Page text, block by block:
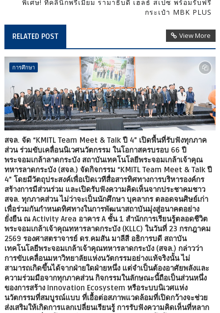
พิเศษ! ที่คลินิกพรีเมียม รามาธิบดี เฮลธ์ สเปซ พร้อมรับฟรี
กระเป๋า MBK PLUS
RELATED POST View More
การศึกษา
สจล. จัด “KMITL Team Meet & Talk ปี 4” เปิดพื้นที่รับฟังทุกภาค
ส่วน ร่วมขับเคลื่อนนิเวศนวัตกรรม ในโอกาสครบรอบ 66 ปี
พระจอมเกล้าลาดกระบัง สถาบันเทคโนโลยีพระจอมเกล้าเจ้าคุณ
ทหารลาดกระบัง (สจล.) จัดกิจกรรม “KMITL Team Meet & Talk ปี
4” โดยมีวัตถุประสงค์เพื่อเปิดเวทีสื่อสารทิศทางการบริหารองค์กร
สร้างการมีส่วนร่วม และเปิดรับฟังความคิดเห็นจากประชาคมชาว
สจล. ทุกภาคส่วน ไม่ว่าจะเป็นนักศึกษา บุคลากร ตลอดจนศิษย์เก่า
เพื่อร่วมกันกำหนดทิศทางในการพัฒนาสถาบันมุ่งสู่อนาคตอย่าง
ยั่งยืน ณ Activity Area อาคาร A ชั้น 1 สำนักการเรียนรู้ตลอดชีวิต
พระจอมเกล้าเจ้าคุณทหารลาดกระบัง (KLLC) ในวันที่ 23 กรกฎาคม
2569 รองศาสตราจารย์ ดร.คมสัน มาลีสี อธิการบดี สถาบัน
เทคโนโลยีพระจอมเกล้าเจ้าคุณทหารลาดกระบัง (สจล.) กล่าวว่า
การขับเคลื่อนมหาวิทยาลัยแห่งนวัตกรรมอย่างแท้จริงนั้น ไม่
สามารถเกิดขึ้นได้จากฝ่ายใดฝ่ายหนึ่ง แต่จำเป็นต้องอาศัยพลังและ
ความร่วมมือจากทุกภาคส่วน กิจกรรมในลักษณะนี้ถือเป็นส่วนหนึ่ง
ของการสร้าง Innovation Ecosystem หรือระบบนิเวศแห่ง
นวัตกรรมที่สมบูรณ์แบบ ที่เอื้อต่อสภาพแวดล้อมที่เปิดกว้างจะช่วย
ส่งเสริมให้เกิดการแลกเปลี่ยนเรียนรู้ การรับฟังความคิดเห็นที่หลาก